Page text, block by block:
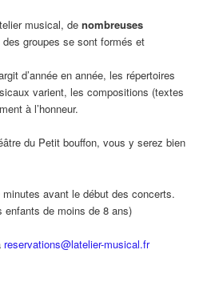
musical, denombreuses
des groupes se sont formés et
d’année en année, les répertoires
varient, les compositions (textes
à l’honneur.
du Petit bouffon, vous y serez bien
avant le début des concerts.
enfants de moins de 8 ans)
reservations@latelier-musical.fr